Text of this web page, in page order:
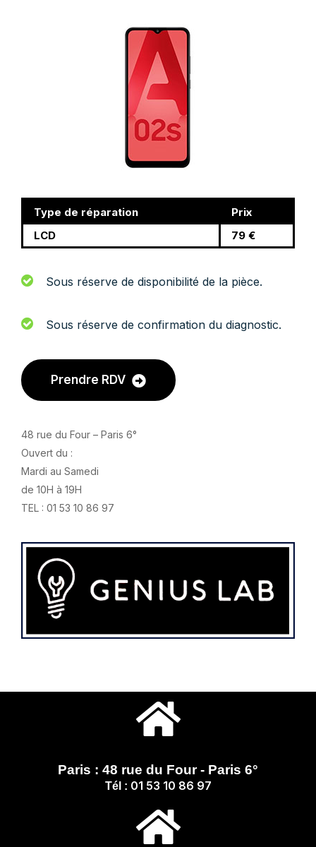
Type de réparation
Prix
LCD
79 €
Sous réserve de disponibilité de la pièce.
Sous réserve de confirmation du diagnostic.
Prendre RDV
48 rue du Four – Paris 6°
Ouvert du :
Mardi au Samedi
de 10H à 19H
TEL : 01 53 10 86 97
Paris : 48 rue du Four - Paris 6°
Tél : 01 53 10 86 97